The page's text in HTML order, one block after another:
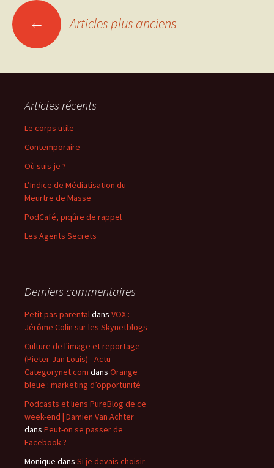
Navigation
des
articles
← Articles plus anciens
Articles récents
Le corps utile
Contemporaire
Où suis-je ?
L’Indice de Médiatisation du
Meurtre de Masse
PodCafé, piqûre de rappel
Les Agents Secrets
Derniers commentaires
Petit pas parentaldans VOX :
Jérôme Colin sur les Skynetblogs
Culture de l'image et reportage
(Pieter-Jan Louis) - Actu
Categorynet.com dans Orange
bleue : marketing d’opportunité
Podcasts et liens PureBlog de ce
week-end | Damien Van Achter
dans Peut-on se passer de
Facebook ?
Monique dans Si je devais choisir